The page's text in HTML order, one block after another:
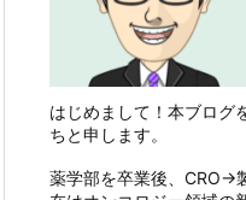
はじめまして！本ブログ
ちと申します。
薬学部を卒業後、CRO→